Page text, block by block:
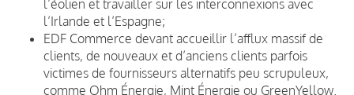
l’éolien et travailler sur les interconnexions avec
l’Irlande et l’Espagne;
EDF Commerce devant accueillir l’afflux massif de
clients, de nouveaux et d’anciens clients parfois
victimes de fournisseurs alternatifs peu scrupuleux,
comme Ohm Énergie, Mint Énergie ou GreenYellow.